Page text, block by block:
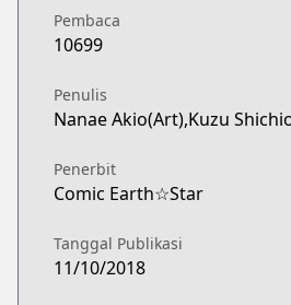
Pembaca
10699
Penulis
Nanae Akio(Art),Kuzu
Penerbit
Comic Earth☆Star
Tanggal Publikasi
11/10/2018